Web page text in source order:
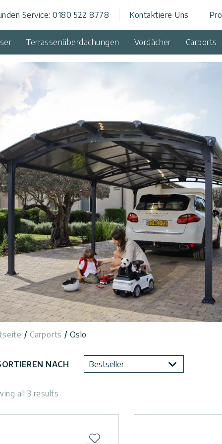
Service: 0180 522 8778 Kontaktiere Uns
Terrassenüberdachungen Vordächer Carports
Carports Oslo
all 3 results
NACH Bestseller